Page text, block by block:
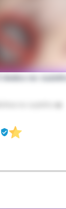
3 dedos no cuzinho